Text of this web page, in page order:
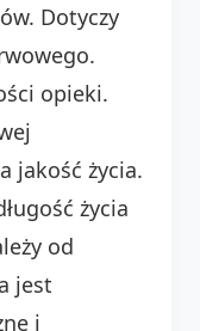
Dotyczy
opieki.
jakość życia.
życia
od
jest
i